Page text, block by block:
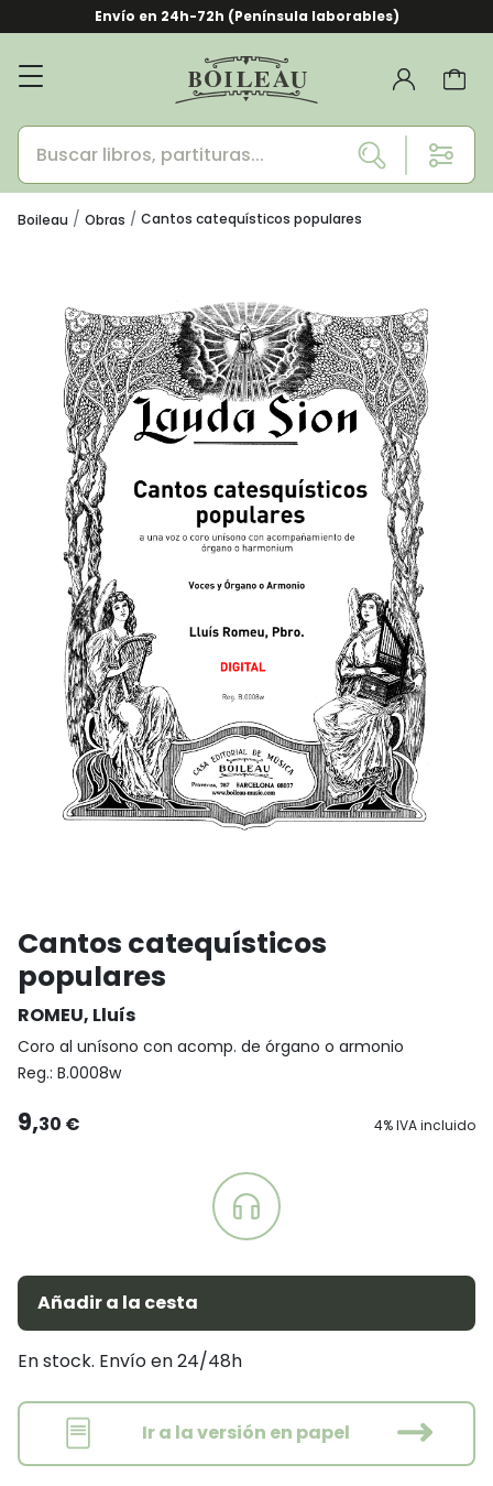
Envío en 24h-72h (Península laborables)
Boileau Obras Cantos catequísticos populares
Cantos catequísticos
populares
ROMEU, Lluís
Coro al unísono con acomp. de órgano o armonio
Reg.: B.0008w
9,30 € 4% IVA incluido
Añadir a la cesta
En stock. Envío en 24/48h
Ir a la versión en papel